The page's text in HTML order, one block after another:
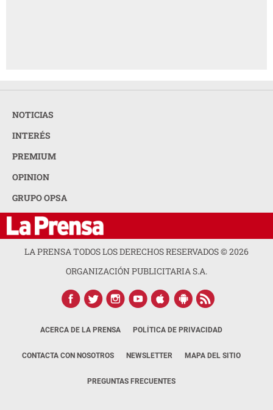
NOTICIAS
INTERÉS
PREMIUM
OPINION
GRUPO OPSA
LA PRENSA TODOS LOS DERECHOS RESERVADOS ©2026
ORGANIZACIÓN PUBLICITARIA S.A.
ACERCA DE LA PRENSA POLÍTICA DE PRIVACIDAD
CONTACTA CON NOSOTROS NEWSLETTER MAPA DEL SITIO
PREGUNTAS FRECUENTES